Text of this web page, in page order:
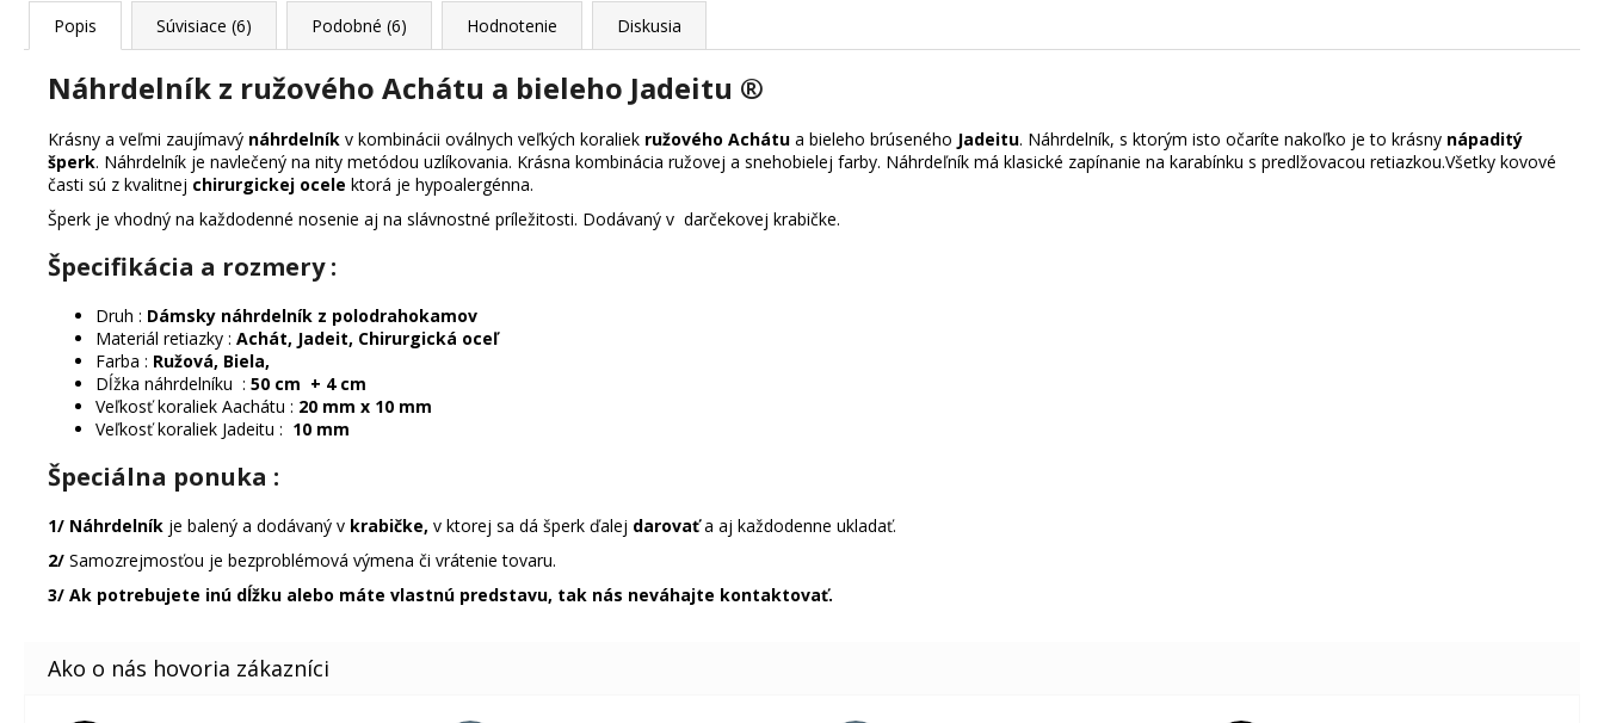
Popis Súvisiace (6) Podobné (6) Hodnotenie Diskusia
Náhrdelník z ružového Achátu a bieleho Jadeitu ®
Krásny a veľmi zaujímavý náhrdelník v kombinácii oválnych veľkých koraliek ružového Achátu a bieleho brúseného Jadeitu. Náhrdelník, s ktorým isto očaríte nakoľko je to krásny nápaditý
šperk. Náhrdelník je navlečený na nity metódou uzlíkovania. Krásna kombinácia ružovej a snehobielej farby. Náhrdeľník má klasické zapínanie na karabínku s predlžovacou retiazkou.Všetky kovové
časti sú z kvalitnej chirurgickej ocele ktorá je hypoalergénna.
Šperk je vhodný na každodenné nosenie aj na slávnostné príležitosti. Dodávaný v darčekovej krabičke.
Špecifikácia a rozmery :
Druh : Dámsky náhrdelník z polodrahokamov
Materiál retiazky : Achát, Jadeit, Chirurgická oceľ
Farba : Ružová, Biela,
Dĺžka náhrdelníku : 50 cm + 4 cm
Veľkosť koraliek Aachátu : 20 mm x 10 mm
Veľkosť koraliek Jadeitu : 10 mm
Špeciálna ponuka :
1/ Náhrdelník je balený a dodávaný v krabičke, v ktorej sa dá šperk ďalej darovaťa aj každodenne ukladať.
2/ Samozrejmosťou je bezproblémová výmena či vrátenie tovaru.
3/ Ak potrebujete inú dĺžku alebo máte vlastnú predstavu, tak nás neváhajte kontaktovať.